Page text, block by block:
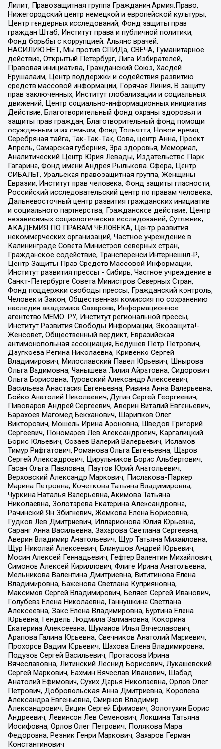
Лилит, Правозащитная группа Гражданин.Армия.Право,
Нижегородский центр немецкой и европейской культуры,
Центр гендерных исследований, Фонд защиты прав
граждан Штаб, Институт права и публичной политики,
Фонд борьбы с коррупцией, Альянс врачей,
НАСИЛИЮ.НЕТ, Мы против СПИДа, СВЕЧА, Гуманитарное
действие, Открытый Петербург, Лига Избирателей,
Правовая инициатива, Гражданский Союз, Хасдей
Ерушалаим, Центр поддержки и содействия развитию
средств массовой информации, Горячая Линия, В защиту
прав заключенных, Институт глобализации и социальных
движений, Центр социально-информационных инициатив
Действие, Благотворительный фонд охраны здоровья и
защиты прав граждан, Благотворительный фонд помощи
осужденным и их семьям, Фонд Тольятти, Новое время,
Серебряная тайга, Так-Так-Так, Сова, центр Анна, Проект
Апрель, Самарская губерния, Эра здоровья, Мемориал,
Аналитический Центр Юрия Левады, Издательство Парк
Гагарина, Фонд имени Андрея Рылькова, Сфера, Центр
СИБАЛЬТ, Уральская правозащитная группа, Женщины
Евразии, Институт прав человека, Фонд защиты гласности,
Российский исследовательский центр по правам человека,
Дальневосточный центр развития гражданских инициатив
и социального партнерства, Гражданское действие, Центр
независимых социологических исследований, Сутяжник,
АКАДЕМИЯ ПО ПРАВАМ ЧЕЛОВЕКА, Центр развития
некоммерческих организаций, Частное учреждение в
Калининграде Совета Министров северных стран,
Гражданское содействие, Трансперенси Интернешнл-Р,
Центр Защиты Прав Средств Массовой Информации,
Институт развития прессы - Сибирь, Частное учреждение в
Санкт-Петербурге Совета Министров Северных Стран,
Фонд поддержки свободы прессы, Гражданский контроль,
Человек и Закон, Общественная комиссия по сохранению
наследия академика Сахарова, Информационное
агентство МЕМО. РУ, Институт региональной прессы,
Институт Развития Свободы Информации, Экозащита!-
Женсовет, Общественный вердикт, Евразийская
антимонопольная ассоциация, Бедушев Петр Петрович,
Дзугкоева Регина Николаевна, Кривенко Сергей
Владимирович, Милославский Павел Юрьевич, Шнырова
Ольга Вадимовна, Чанышева Лилия Айратовна, Сидорович
Ольга Борисовна, Туровский Александр Алексеевич,
Васильева Анастасия Евгеньевна, Ривина Анна Валерьевна,
Бойко Анатолий Николаевич, Дугин Сергей Георгиевич,
Пивоваров Андрей Сергеевич, Аверин Виталий Евгеньевич,
Барахоев Магомед Бекханович, Шарипков Олег
Викторович, Мошель Ирина Ароновна, Шведов Григорий
Сергеевич, Пономарев Лев Александрович, Каргалицкий
Борис Юльевич, Созаев Валерий Валерьевич, Исламов
Тимур Рифгатович, Романова Ольга Евгеньевна, Щаров
Сергей Алексадрович, Цирульников Борис Альбертович,
Гасан Ольга Павловна, Паутов Юрий Анатольевич,
Верховский Александр Маркович, Пислакова-Паркер
Марина Петровна, Кочеткова Татьяна Владимировна,
Чуркина Наталья Валерьевна, Акимова Татьяна
Николаевна, Золотарева Екатерина Александровна,
Рачинский Ян Збигневич, Жемкова Елена Борисовна,
Гудков Лев Дмитриевич, Илларионова Юлия Юрьевна,
Саранг Анна Васильевна, Захарова Светлана Сергеевна,
Аверин Владимир Анатольевич, Щур Татьяна Михайловна,
Щур Николай Алексеевич, Блинушов Андрей Юрьевич,
Мосин Алексей Геннадьевич, Гефтер Валентин Михайлович,
Симонов Алексей Кириллович, Флиге Ирина Анатольевна,
Мельникова Валентина Дмитриевна, Вититинова Елена
Владимировна, Баженова Светлана Куприяновна,
Максимов Сергей Владимирович, Беляев Сергей Иванович,
Голубева Елена Николаевна, Ганнушкина Светлана
Алексеевна, Закс Елена Владимировна, Буртина Елена
Юрьевна, Гендель Людмила Залмановна, Кокорина
Екатерина Алексеевна, Шуманов Илья Вячеславович,
Арапова Галина Юрьевна, Свечников Анатолий Мариевич,
Прохоров Вадим Юрьевич, Шахова Елена Владимировна,
Подузов Сергей Васильевич, Протасова Ирина
Вячеславовна, Литинский Леонид Борисович, Лукашевский
Сергей Маркович, Бахмин Вячеслав Иванович, Шабад
Анатолий Ефимович, Сухих Дарья Николаевна, Орлов Олег
Петрович, Добровольская Анна Дмитриевна, Королева
Александра Евгеньевна, Смирнов Владимир
Александрович, Вицин Сергей Ефимович, Золотухин Борис
Андреевич, Левинсон Лев Семенович, Локшина Татьяна
Иосифовна, Орлов Олег Петрович, Полякова Мара
Федоровна, Резник Генри Маркович, Захаров Герман
Константинович